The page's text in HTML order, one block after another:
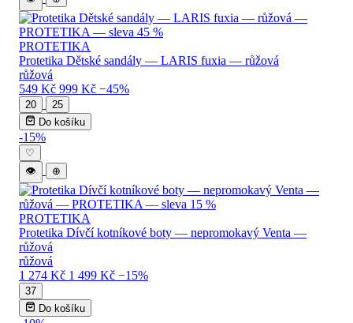
PROTETIKA
Protetika Dětské sandály — LARIS fuxia — růžová
růžová
549 Kč 999 Kč −45%
20
25
Do košíku
-15%
♡
👁
⊕
PROTETIKA
Protetika Dívčí kotníkové boty — nepromokavý Venta —
růžová
růžová
1 274 Kč 1 499 Kč −15%
37
Do košíku